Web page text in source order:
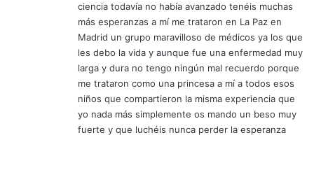
ciencia todavía no había avanzado tenéis muchas
más esperanzas a mí me trataron en La Paz en
Madrid un grupo maravilloso de médicos ya los que
les debo la vida y aunque fue una enfermedad muy
larga y dura no tengo ningún mal recuerdo porque
me trataron como una princesa a mí a todos esos
niños que compartieron la misma experiencia que
yo nada más simplemente os mando un beso muy
fuerte y que luchéis nunca perder la esperanza